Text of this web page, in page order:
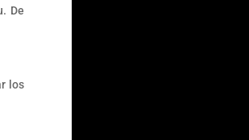
De
los